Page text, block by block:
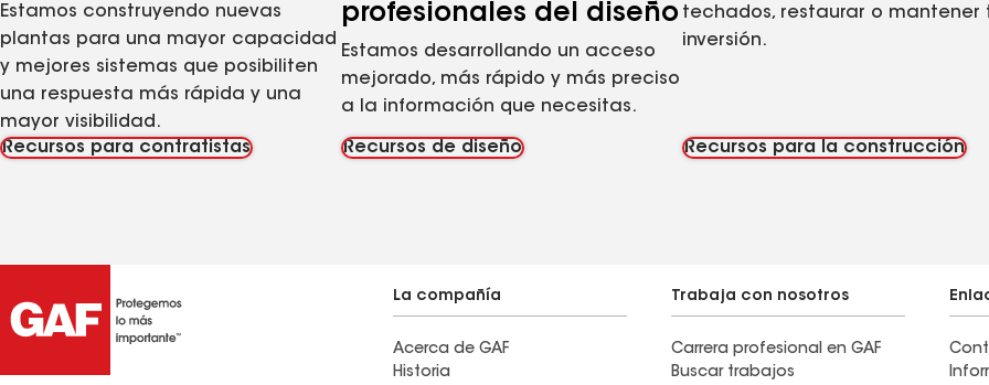
Estamos construyendo nuevas
plantas para una mayor capacidad
y mejores sistemas que posibiliten
una respuesta más rápida y una
mayor visibilidad.
Recursos para contratistas
profesionales del diseño
Estamos desarrollando un acceso
mejorado, más rápido y más preciso
a la información que necesitas.
Recursos de diseño
techados, restaurar o mantener
inversión.
Recursos para la construcción
La compañía
Acerca de GAF
Historia
Trabaja con nosotros
Carrera profesional en GAF
Buscar trabajos